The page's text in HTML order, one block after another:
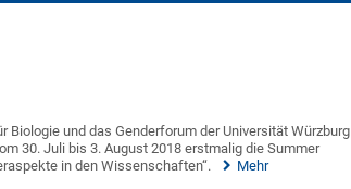
Biologie und das Genderforum der Universität Würzburg
30. Juli bis 3. August 2018 erstmalig die Summer
in den Wissenschaften“.
Mehr